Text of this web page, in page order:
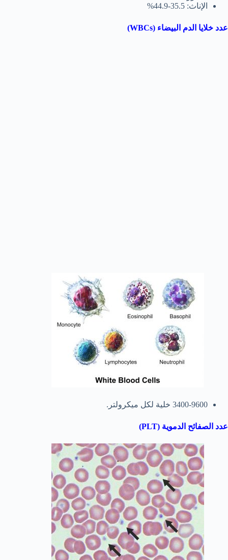
الإناث: 35.5-44.9%
عدد خلايا الدم البيضاء (WBCs)
3400-9600 خلية لكل ميكرولتر.
عدد الصفائح الدموية (PLT)